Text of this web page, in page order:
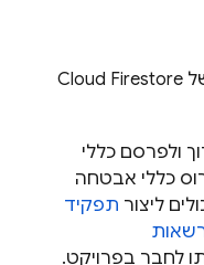
Cloud Firestore
ולפרסם כללי
כללי אבטחה
תפקיד
לחבר בפרויקט.